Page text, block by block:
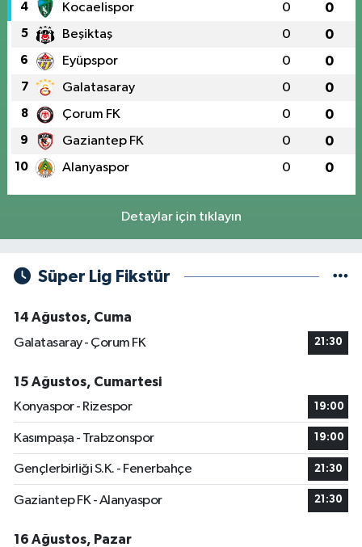
4 Kocaelispor 0 0
5 Beşiktaş 0 0
6 Eyüpspor 0 0
7 Galatasaray 0 0
8 Çorum FK 0 0
9 Gaziantep FK 0 0
10 Alanyaspor 0 0
Detaylar için tıklayın
Süper Lig Fikstür
14 Ağustos, Cuma
Galatasaray - Çorum FK
21:30
15 Ağustos, Cumartesi
Konyaspor - Rizespor
19:00
Kasımpaşa - Trabzonspor 19:00
Gençlerbirliği S.K. - Fenerbahçe 21:30
Gaziantep FK - Alanyaspor 21:30
16 Ağustos, Pazar